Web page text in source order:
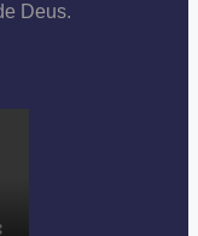
Deus.